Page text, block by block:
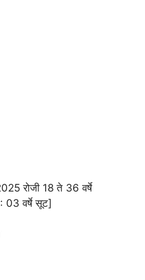
रोजी 18 ते 36 वर्षे
03 वर्षे सूट]